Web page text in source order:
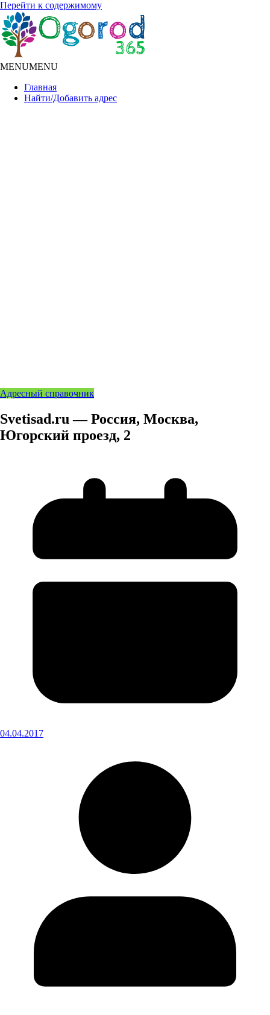
Перейти к содержимому
MENUMENU
Главная
Найти/Добавить адрес
Адресный справочник
Svetisad.ru — Россия, Москва,
Югорский проезд, 2
04.04.2017